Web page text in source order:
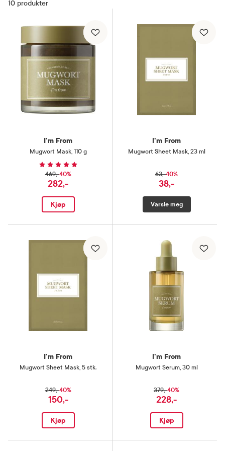
10 produkter
I'm From
Mugwort Mask, 110 g
469,-40%
282,-
Kjøp
I'm From
Mugwort Sheet Mask, 23 ml
63,-40%
38,-
Varsle meg
I'm From
Mugwort Sheet Mask, 5 stk.
249,-40%
150,-
Kjøp
I'm From
Mugwort Serum, 30 ml
379,-40%
228,-
Kjøp